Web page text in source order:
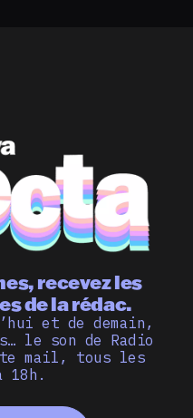
recevez les
de la rédac.
et de demain,
le son de Radio
mail, tous les
18h.